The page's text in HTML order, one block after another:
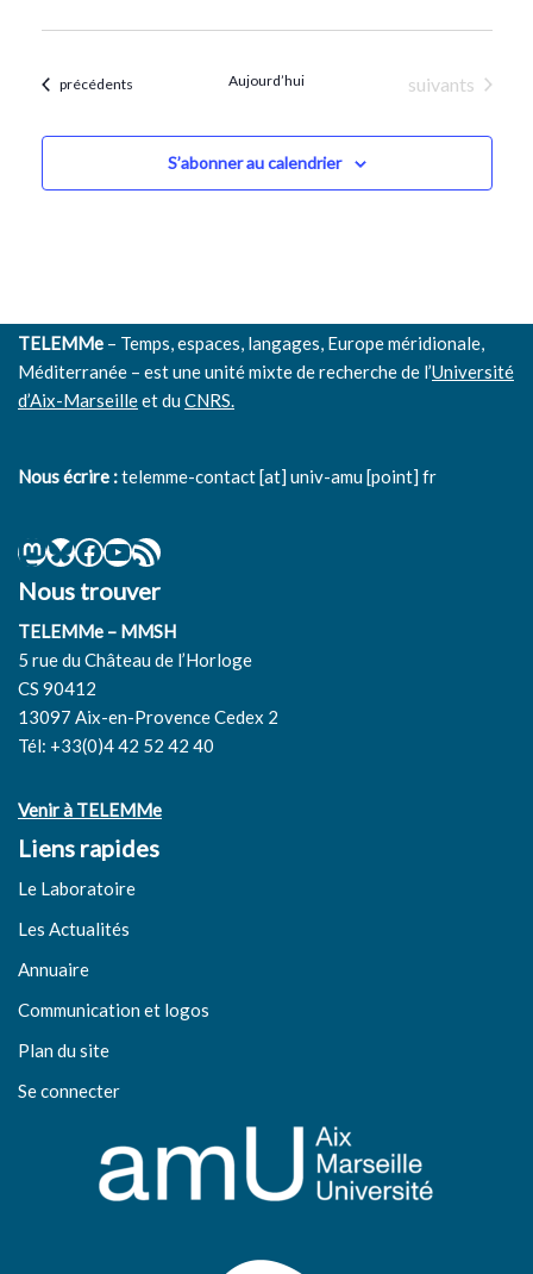
Évènements
précédents Aujourd’hui Évènements
suivants
S’abonner au calendrier
TELEMMe – Temps, espaces, langages, Europe méridionale,
Méditerranée – est une unité mixte de recherche de l’Université
d’Aix-Marseilleet duCNRS.
Nous écrire :telemme-contact [at] univ-amu [point] fr
Nous trouver
TELEMMe – MMSH
5 rue du Château de l’Horloge
CS 90412
13097 Aix-en-Provence Cedex 2
Tél: +33(0)4 42 52 42 40
Venir à TELEMMe
Liens rapides
Le Laboratoire
Les Actualités
Annuaire
Communication et logos
Plan du site
Se connecter